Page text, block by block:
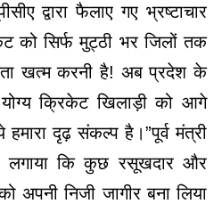
द्वारा फैलाए गए भ्रष्टाचार
को सिर्फ मुट्ठी भर जिलों तक
खत्म करनी है! अब प्रदेश के
क्रिकेट खिलाड़ी को आगे
दृढ़ संकल्प है।”​पूर्व मंत्री
लगाया कि कुछ रसूखदार और
अपनी निजी जागीर बना लिया